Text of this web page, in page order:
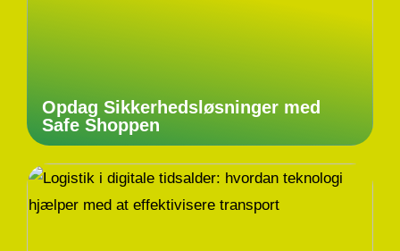
Opdag Sikkerhedsløsninger med
Safe Shoppen